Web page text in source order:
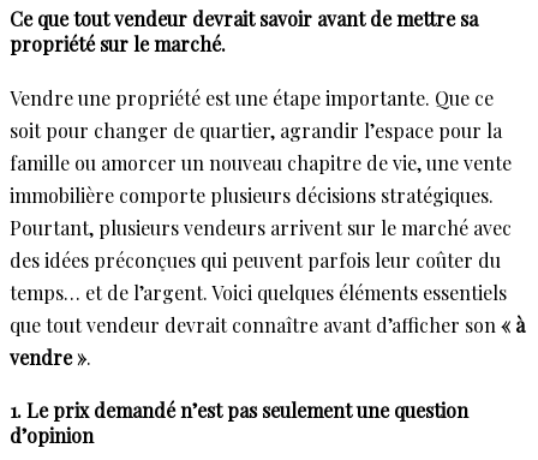
Ce que tout vendeur devrait savoir avant de mettre sa
propriété sur le marché.
Vendre une propriété est une étape importante. Que ce
soit pour changer de quartier, agrandir l’espace pour la
famille ou amorcer un nouveau chapitre de vie, une vente
immobilière comporte plusieurs décisions stratégiques.
Pourtant, plusieurs vendeurs arrivent sur le marché avec
des idées préconçues qui peuvent parfois leur coûter du
temps… et de l’argent. Voici quelques éléments essentiels
que tout vendeur devrait connaître avant d’afficher son« à
vendre ».
1. Le prix demandé n’est pas seulement une question
d’opinion